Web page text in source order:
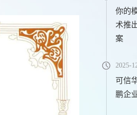
你的
术推
案
2025-
可信
鹏企